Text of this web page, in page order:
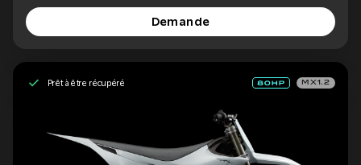
Demande
Prêt à être récupéré MX1.2